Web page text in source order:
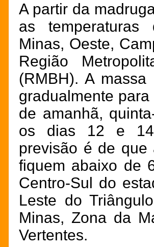
A partir da
as
Minas, Oeste,
Região
(RMBH). A
gradualmente
de amanhã,
os dias 12 e
previsão é de que
fiquem abaixo de
Centro-Sul do
Leste do
Minas, Zona da
Vertentes.